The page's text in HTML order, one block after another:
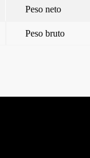
Peso neto
Peso bruto